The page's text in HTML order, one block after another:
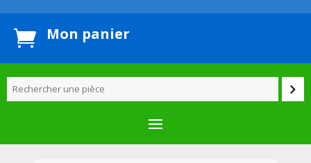
 Mon panier